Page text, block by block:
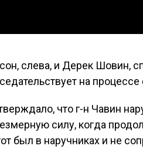
слева, и Дерек Шовин,
на
что г-н Чавин
силу, когда
был в наручниках и не